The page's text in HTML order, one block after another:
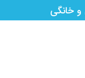
و خانگی